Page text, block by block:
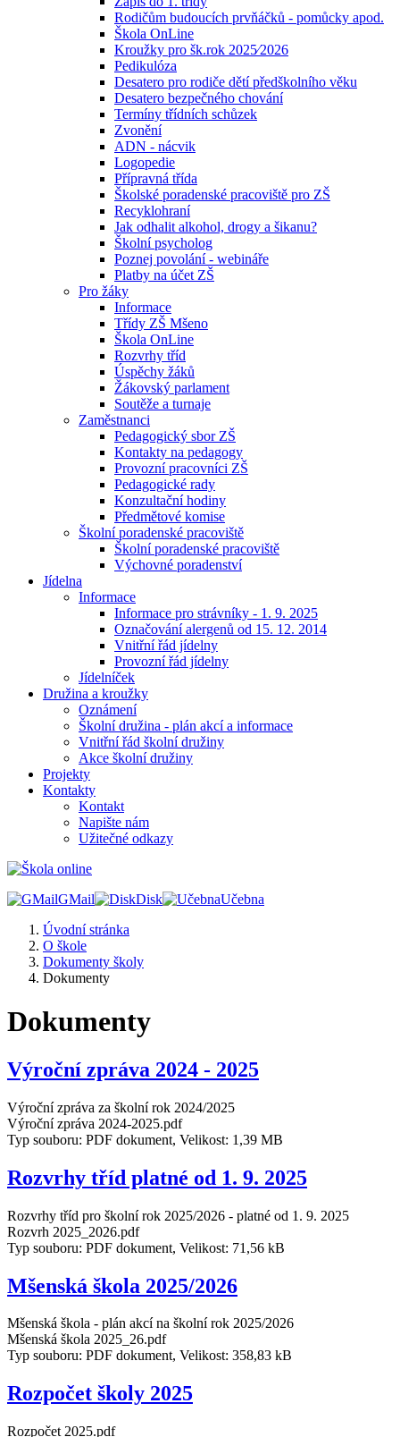
Rodičům budoucích prvňáčků - pomůcky apod.
Škola OnLine
Kroužky pro šk.rok 2025⁄2026
Pedikulóza
Desatero pro rodiče dětí předškolního věku
Desatero bezpečného chování
Termíny třídních schůzek
Zvonění
ADN - nácvik
Logopedie
Přípravná třída
Školské poradenské pracoviště pro ZŠ
Recyklohraní
Jak odhalit alkohol, drogy a šikanu?
Školní psycholog
Poznej povolání - webináře
Platby na účet ZŠ
Pro žáky
Informace
Třídy ZŠ Mšeno
Škola OnLine
Rozvrhy tříd
Úspěchy žáků
Žákovský parlament
Soutěže a turnaje
Zaměstnanci
Pedagogický sbor ZŠ
Kontakty na pedagogy
Provozní pracovníci ZŠ
Pedagogické rady
Konzultační hodiny
Předmětové komise
Školní poradenské pracoviště
Školní poradenské pracoviště
Výchovné poradenství
Jídelna
Informace
Informace pro strávníky - 1. 9. 2025
Označování alergenů od 15. 12. 2014
Vnitřní řád jídelny
Provozní řád jídelny
Jídelníček
Družina a kroužky
Oznámení
Školní družina - plán akcí a informace
Vnitřní řád školní družiny
Akce školní družiny
Projekty
Kontakty
Kontakt
Napište nám
Užitečné odkazy
GMail Disk
Učebna
Úvodní stránka
O škole
Dokumenty školy
Dokumenty
Dokumenty
Výroční zpráva 2024 - 2025
Výroční zpráva za školní rok 2024/2025
Výroční zpráva 2024-2025.pdf
Typ souboru: PDF dokument, Velikost: 1,39 MB
Rozvrhy tříd platné od 1. 9. 2025
Rozvrhy tříd pro školní rok 2025/2026 - platné od 1. 9. 2025
Rozvrh 2025_2026.pdf
Typ souboru: PDF dokument, Velikost: 71,56 kB
Mšenská škola 2025/2026
Mšenská škola - plán akcí na školní rok 2025/2026
Mšenská škola 2025_26.pdf
Typ souboru: PDF dokument, Velikost: 358,83 kB
Rozpočet školy 2025
Rozpočet 2025.pdf